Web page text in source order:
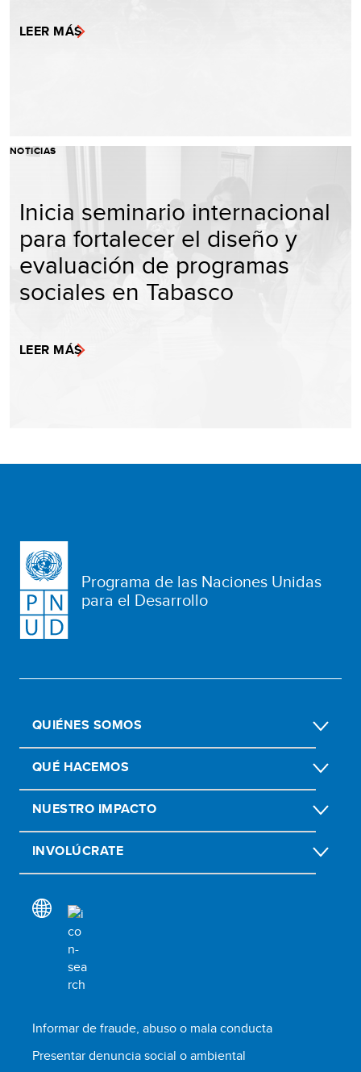
LEER MÁS
NOTICIAS
Inicia seminario internacional
para fortalecer el diseño y
evaluación de programas
sociales en Tabasco
LEER MÁS
Programa de las Naciones Unidas
para el Desarrollo
QUIÉNES SOMOS
QUÉ HACEMOS
NUESTRO IMPACTO
INVOLÚCRATE
Informar de fraude, abuso o mala conducta
Presentar denuncia social o ambiental